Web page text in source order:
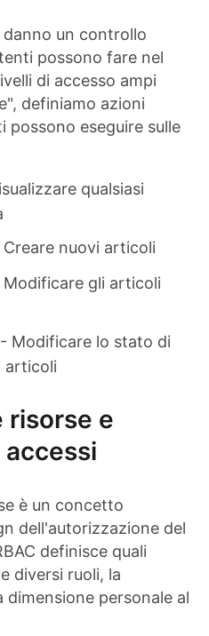
un controllo
possono fare nel
di accesso ampi
definiamo azioni
possono eseguire sulle
qualsiasi
Creare nuovi articoli
Modificare gli articoli
- Modificare lo stato di
articoli
risorse e
è un concetto
dell'autorizzazione del
definisce quali
diversi ruoli, la
personale al